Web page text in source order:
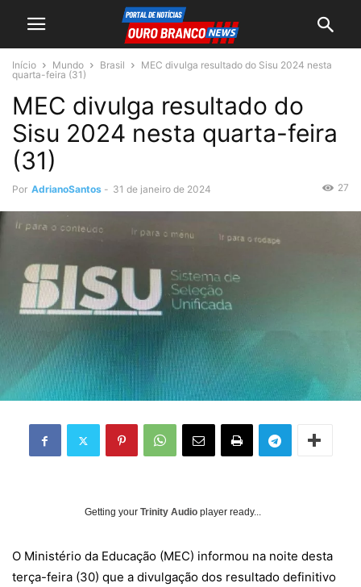
Início Mundo Brasil
MEC divulga resultado do Sisu 2024 nesta
quarta-feira (31)
MEC divulga resultado do
Sisu 2024 nesta quarta-feira
(31)
Por AdrianoSantos - 31 de janeiro de 2024 27
Getting your Trinity Audio player ready...
O Ministério da Educação (MEC) informou na noite desta
terça-feira (30) que a divulgação dos resultado definitivo